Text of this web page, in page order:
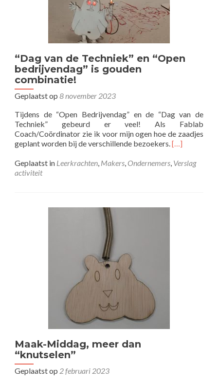
“Dag van de Techniek” en “Open
bedrijvendag” is gouden
combinatie!
Geplaatst op 8 november 2023
Tijdens de “Open Bedrijvendag” en de “Dag van de
Techniek” gebeurd er veel! Als Fablab
Coach/Coördinator zie ik voor mijn ogen hoe de zaadjes
geplant worden bij de verschillende bezoekers.Lees
over“Dag
[…]
Geplaatst in Leerkrachten, Makers, Ondernemers, Verslag
activiteit
Maak-Middag, meer dan
“knutselen”
Geplaatst op 2 februari 2023